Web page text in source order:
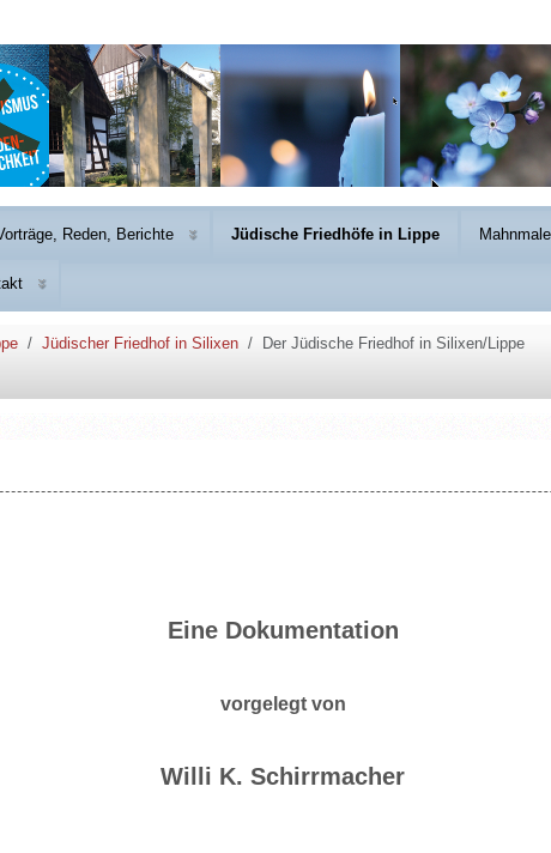
Reden, Berichte Jüdische Friedhöfe in Lippe
Jüdischer Friedhof in Silixen Der Jüdische Friedhof in Silixen/Lippe
Eine Dokumentation
vorgelegt von
Willi K. Schirrmacher